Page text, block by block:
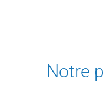
Notre